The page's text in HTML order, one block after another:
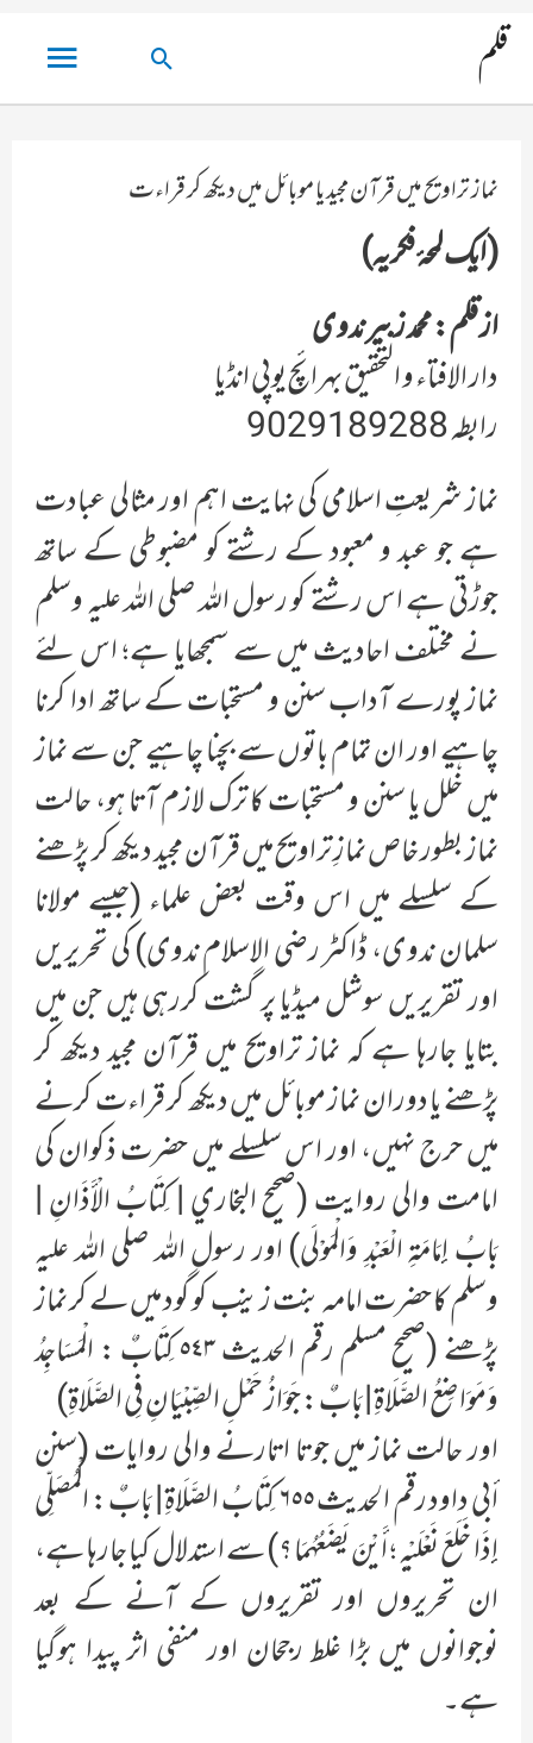
قلم
مین
مینو
تلاش
کریں۔
نماز تراویح میں قرآن مجید یا موبائل میں دیکھ کر قراءت
(ایک لمحۂ فکریہ)
از قلم: محمد زبیر ندوی
دار الافتاء و التحقیق بہرائچ یوپی انڈیا
رابطہ 9029189288
نماز شریعتِ اسلامی کی نہایت اہم اور مثالی عبادت
ہے جو عبد و معبود کے رشتے کو مضبوطی کے ساتھ
جوڑتی ہے اس رشتے کو رسول اللہ صلی اللہ علیہ وسلم
نے مختلف احادیث میں سے سمجھایا ہے؛ اس لئے
نماز پورے آداب سنن و مستحبات کے ساتھ ادا کرنا
چاہیے اور ان تمام باتوں سے بچنا چاہیے جن سے نماز
میں خلل یا سنن و مستحبات کا ترک لازم آتا ہو، حالت
نماز بطور خاص نمازِ تراویح میں قرآن مجید دیکھ کر پڑھنے
کے سلسلے میں اس وقت بعض علماء (جیسے مولانا
سلمان ندوی، ڈاکٹر رضی الاسلام ندوی) کی تحریریں
اور تقریریں سوشل میڈیا پر گشت کررہی ہیں جن میں
بتایا جارہا ہے کہ نماز تراویح میں قرآن مجید دیکھ کر
پڑھنے یا دوران نماز موبائل میں دیکھ کر قراءت کرنے
میں حرج نہیں، اور اس سلسلے میں حضرت ذکوان کی
امامت والی روایت (صحيح البخاري | كِتَابُ الْأَذَانِ |
بَابُ إِمَامَةِ الْعَبْدِ وَالْمَوْلَى) اور رسول اللہ صلی اللہ علیہ
وسلم کا حضرت امامہ بنت زینب کو گود میں لے کر نماز
پڑھنے (صحيح مسلم رقم الحديث ٥٤٣ كِتَابٌ : الْمَسَاجِدُ
وَمَوَاضِعُ الصَّلَاةِ | بَابٌ : جَوَازُ حَمْلِ الصِّبْيَانِ فِي الصَّلَاةِ)
اور حالت نماز میں جوتا اتارنے والی روایات (سنن
أبي داود رقم الحديث ٦٥٥ كِتَابُ الصَّلَاةِ | بَابٌ : الْمُصَلِّي
إِذَا خَلَعَ نَعْلَيْهِ ؛ أَيْنَ يَضَعُهُمَا ؟) سے استدلال کیا جارہا ہے،
ان تحریروں اور تقریروں کے آنے کے بعد
نوجوانوں میں بڑا غلط رجحان اور منفی اثر پیدا ہوگیا
ہے۔